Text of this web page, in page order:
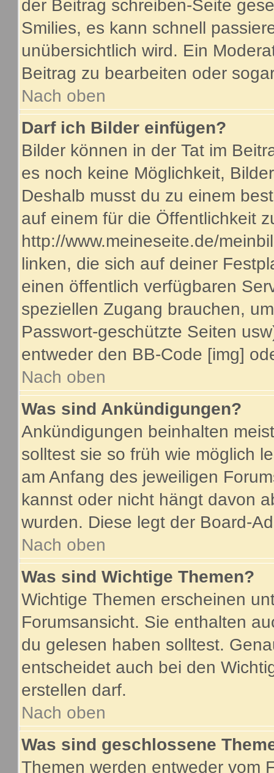
der Beitrag schreiben-Seite
Smilies, es kann schnell
unübersichtlich wird. Ein
Beitrag zu bearbeiten oder
Nach oben
Darf ich Bilder einfügen?
Bilder können in der Tat im
es noch keine Möglichkeit,
Deshalb musst du zu einem
auf einem für die Öffentlichkeit
http://www.meineseite.de/
linken, die sich auf deiner
einen öffentlich verfügbaren
speziellen Zugang brauchen,
Passwort-geschützte Seiten
entweder den BB-Code [img]
Nach oben
Was sind Ankündigungen?
Ankündigungen beinhalten
solltest sie so früh wie möglich
am Anfang des jeweiligen
kannst oder nicht hängt davon
wurden. Diese legt der Board-
Nach oben
Was sind Wichtige Themen?
Wichtige Themen erscheinen
Forumsansicht. Sie enthalten
du gelesen haben solltest.
entscheidet auch bei den
erstellen darf.
Nach oben
Was sind geschlossene
Themen werden entweder vom